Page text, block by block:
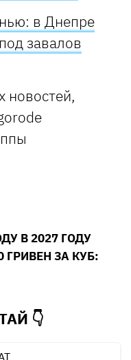
в Днепре
завалов
новостей,
В 2027 ГОДУ
ЗА КУБ:
👇